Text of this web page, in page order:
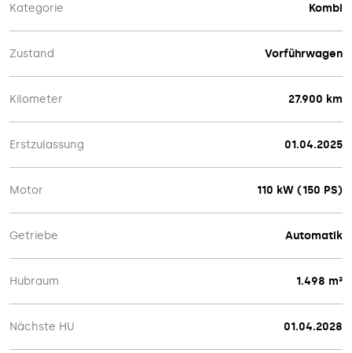
Kategorie Kombi
Zustand Vorführwagen
Kilometer 27.900 km
Erstzulassung 01.04.2025
Motor 110 kW (150 PS)
Getriebe Automatik
Hubraum 1.498 m³
Nächste HU 01.04.2028